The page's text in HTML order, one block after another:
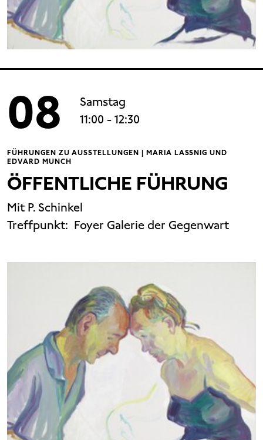
08
Samstag
11:00 - 12:30
FÜHRUNGEN ZU AUSSTELLUNGEN | MARIA LASSNIG UND
EDVARD MUNCH
ÖFFENTLICHE FÜHRUNG
Mit P. Schinkel
Treffpunkt: Foyer Galerie der Gegenwart